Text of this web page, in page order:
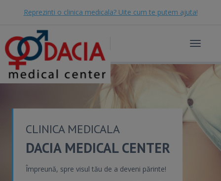
Reprezinti o clinica medicala? Uite cum te putem ajuta!
Toggle
CLINICA MEDICALA
DACIA MEDICAL CENTER
Împreună, spre visul tău de a deveni părinte!